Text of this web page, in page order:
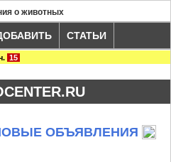
о животных
СТАТЬИ
15
ОБЪЯВЛЕНИЯ